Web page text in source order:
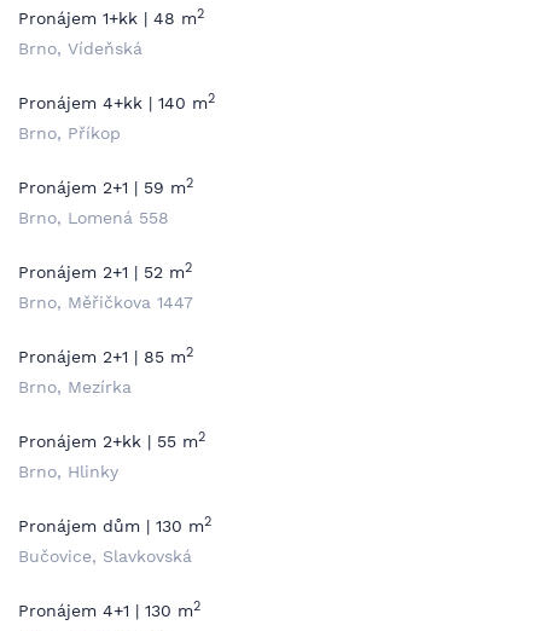
Pronájem 1+kk | 48 m2
Brno, Vídeňská
Pronájem 4+kk | 140 m2
Brno, Příkop
Pronájem 2+1 | 59 m2
Brno, Lomená 558
Pronájem 2+1 | 52 m2
Brno, Měřičkova 1447
Pronájem 2+1 | 85 m2
Brno, Mezírka
Pronájem 2+kk | 55 m2
Brno, Hlinky
Pronájem dům | 130 m2
Bučovice, Slavkovská
Pronájem 4+1 | 130 m2